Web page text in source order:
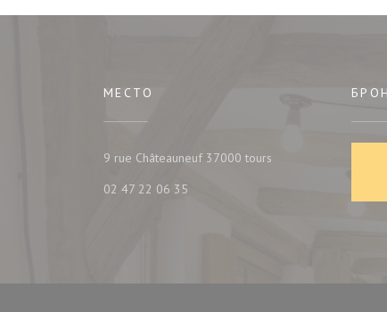
МЕСТО
9 rue Châteauneuf 37000 tours((открывается в
02 47 22 06 35